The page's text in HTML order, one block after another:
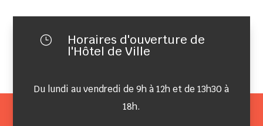
} Horaires d'ouverture de
l'Hôtel de Ville
Du lundi au vendredi de 9h à 12h et de 13h30 à
18h.